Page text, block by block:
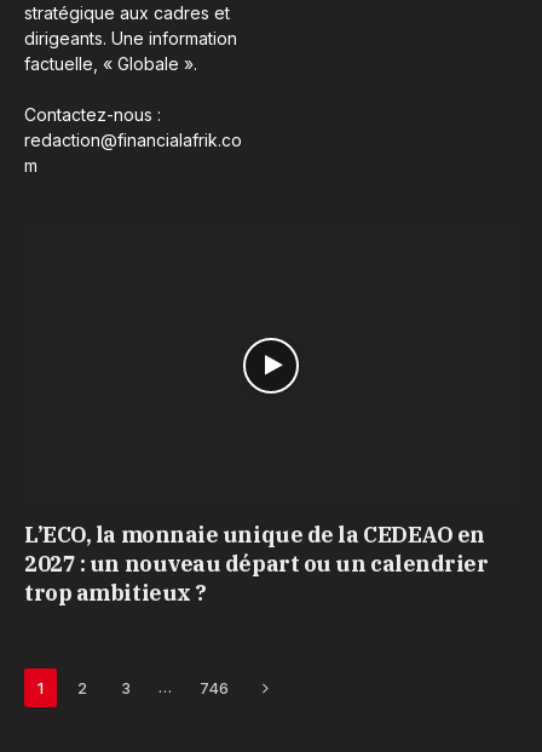
stratégique aux cadres et
dirigeants. Une information
factuelle, « Globale ».
Contactez-nous :
redaction@financialafrik.co
m
L’ECO, la monnaie unique de la CEDEAO en
2027 : un nouveau départ ou un calendrier
trop ambitieux ?
1 2 3 … 746 Next